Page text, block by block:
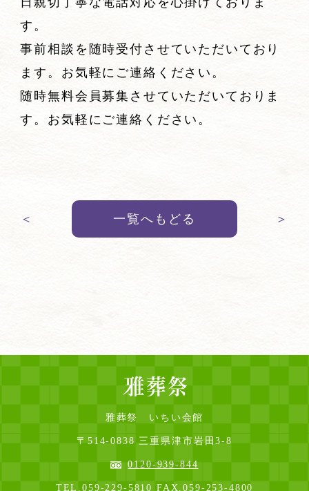
す。
事前相談を随時受付させていただいており
ます。お気軽にご連絡ください。
随時無料会員募集させていただいておりま
す。お気軽にご連絡ください。
＜ 一覧へもどる ＞
雅葬祭 いちい会館
〒514-0838 三重県津市岩田3-8
0120-939-844
TEL.059-229-5810 FAX.059-253-4800